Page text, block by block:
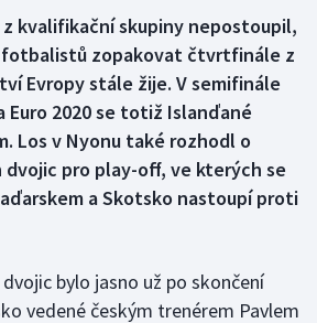
z kvalifikační skupiny nepostoupil,
zopakovat čtvrtfinále z
Evropy stále žije. V semifinále
Euro 2020 se totiž Islanďané
Los v Nyonu také rozhodl o
pro play-off, ve kterých se
a Skotsko nastoupí proti
bylo jasno už po skončení
vedené českým trenérem Pavlem